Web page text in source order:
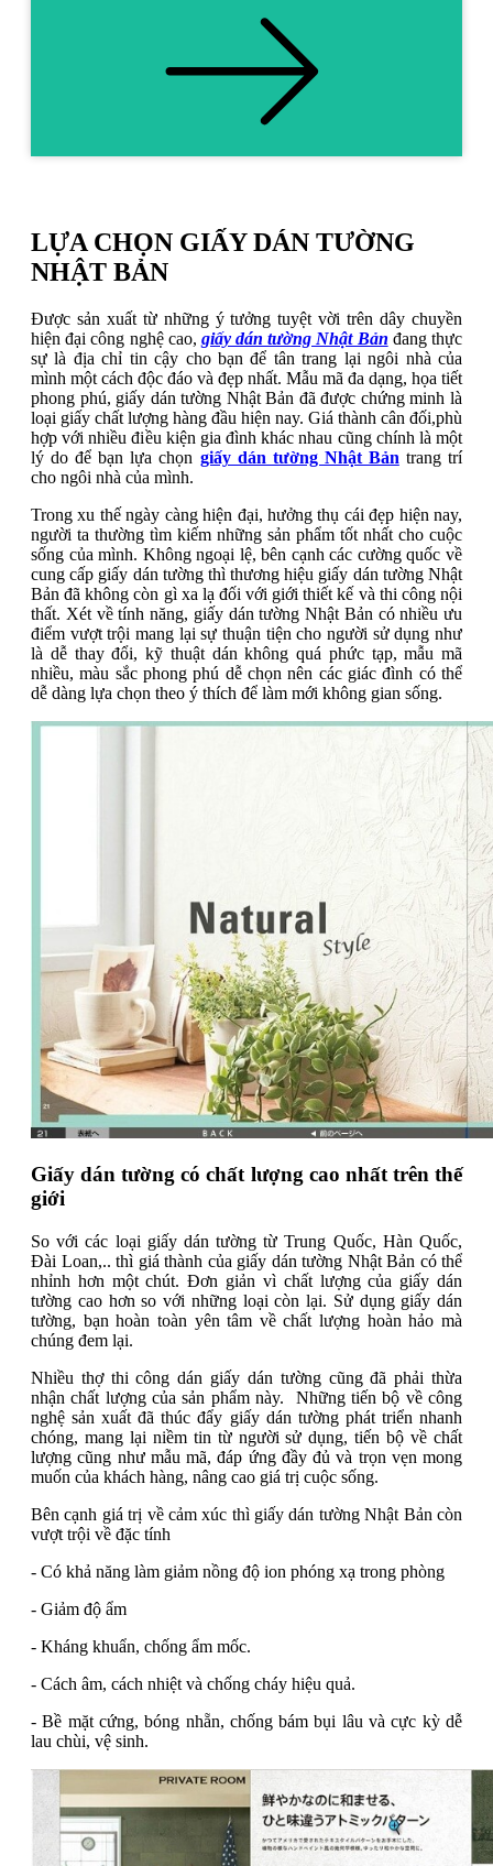
LỰA CHỌN GIẤY DÁN TƯỜNG
NHẬT BẢN
Được sản xuất từ những ý tưởng tuyệt vời trên dây chuyền
hiện đại công nghệ cao, giấy dán tường Nhật Bản đang thực
sự là địa chỉ tin cậy cho bạn để tân trang lại ngôi nhà của
mình một cách độc đáo và đẹp nhất. Mẫu mã đa dạng, họa tiết
phong phú, giấy dán tường Nhật Bản đã được chứng minh là
loại giấy chất lượng hàng đầu hiện nay. Giá thành cân đối,phù
hợp với nhiều điều kiện gia đình khác nhau cũng chính là một
lý do để bạn lựa chọn giấy dán tường Nhật Bản trang trí
cho ngôi nhà của mình.
Trong xu thế ngày càng hiện đại, hưởng thụ cái đẹp hiện nay,
người ta thường tìm kiếm những sản phẩm tốt nhất cho cuộc
sống của mình. Không ngoại lệ, bên cạnh các cường quốc về
cung cấp giấy dán tường thì thương hiệu giấy dán tường Nhật
Bản đã không còn gì xa lạ đối với giới thiết kế và thi công nội
thất. Xét về tính năng, giấy dán tường Nhật Bản có nhiều ưu
điểm vượt trội mang lại sự thuận tiện cho người sử dụng như
là dễ thay đổi, kỹ thuật dán không quá phức tạp, mẫu mã
nhiều, màu sắc phong phú dễ chọn nên các giác đình có thể
dễ dàng lựa chọn theo ý thích để làm mới không gian sống.
Giấy dán tường có chất lượng cao nhất trên thế
giới
So với các loại giấy dán tường từ Trung Quốc, Hàn Quốc,
Đài Loan,.. thì giá thành của giấy dán tường Nhật Bản có thể
nhỉnh hơn một chút. Đơn giản vì chất lượng của giấy dán
tường cao hơn so với những loại còn lại. Sử dụng giấy dán
tường, bạn hoàn toàn yên tâm về chất lượng hoàn hảo mà
chúng đem lại.
Nhiều thợ thi công dán giấy dán tường cũng đã phải thừa
nhận chất lượng của sản phẩm này. Những tiến bộ về công
nghệ sản xuất đã thúc đẩy giấy dán tường phát triển nhanh
chóng, mang lại niềm tin từ người sử dụng, tiến bộ về chất
lượng cũng như mẫu mã, đáp ứng đầy đủ và trọn vẹn mong
muốn của khách hàng, nâng cao giá trị cuộc sống.
Bên cạnh giá trị về cảm xúc thì giấy dán tường Nhật Bản còn
vượt trội về đặc tính
- Có khả năng làm giảm nồng độ ion phóng xạ trong phòng
- Giảm độ ẩm
- Kháng khuẩn, chống ẩm mốc.
- Cách âm, cách nhiệt và chống cháy hiệu quả.
- Bề mặt cứng, bóng nhẵn, chống bám bụi lâu và cực kỳ dễ
lau chùi, vệ sinh.